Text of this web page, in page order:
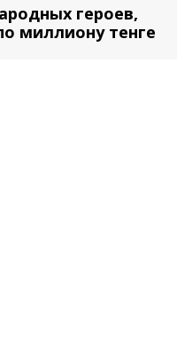
героев,
миллиону тенге